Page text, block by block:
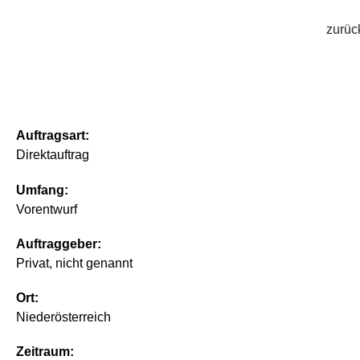
Auftragsart:
Direktauftrag
Umfang:
Vorentwurf
Auftraggeber:
Privat, nicht genannt
Ort:
Niederösterreich
Zeitraum: